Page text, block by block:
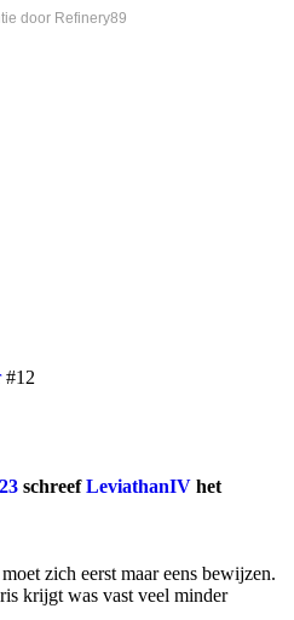
door Refinery89
#12
schreefLeviathanIV het
zich eerst maar eens bewijzen.
krijgt was vast veel minder